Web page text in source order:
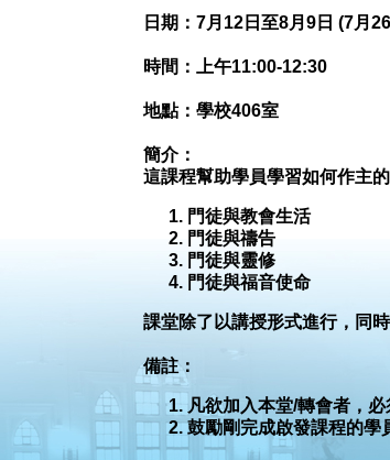
日期：7月12日至8月9日 (7月
時間： 上午11:00-12:30
地點： 學校406室
簡介：
這課程幫助學員學習如何作主
門徒與教會生活
門徒與禱告
門徒與靈修
門徒與福音使命
課堂除了以講授形式進行，同
備註：
凡欲加入本堂/轉會者，
鼓勵剛完成啟發課程的學